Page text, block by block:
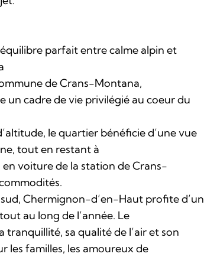
parfait entre calme alpin et
de Crans-Montana,
cadre de vie privilégié au coeur du
le quartier bénéficie d’une vue
tout en restant à
voiture de la station de Crans-
Chermignon-d’en-Haut profite d’un
au long de l’année. Le
tranquillité, sa qualité de l’air et son
familles, les amoureux de